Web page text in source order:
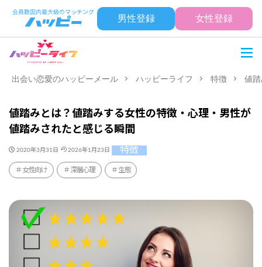
男性登録 女性登録
出会い恋愛のハッピーメール ハッピーライフ 特徴 値
値踏みとは？値踏みする女性の特徴・心理・男性が
値踏みされたと感じる瞬間
2020年3月31日 2026年1月23日 特徴
女性向け 深層心理 生態